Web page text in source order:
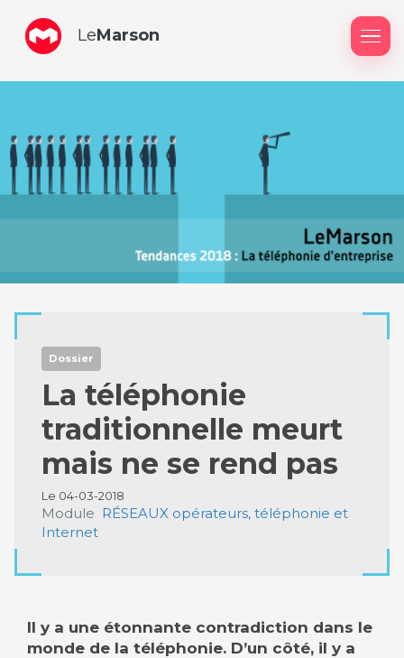
LeMarson
Dossier
La téléphonie
traditionnelle meurt
mais ne se rend pas
Le 04-03-2018
Module RÉSEAUX opérateurs, téléphonie et
Internet
Il y a une étonnante contradiction dans le
monde de la téléphonie. D’un côté, il y a